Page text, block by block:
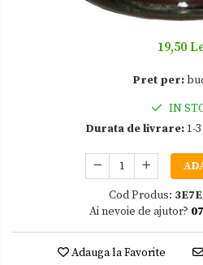
19,50
Pret per:
IN
Durata de livrare:1-
Cod Produs:
Ai nevoie de ajutor?
Adauga la Favorite